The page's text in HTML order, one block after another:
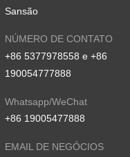
Sansão
NÚMERO DE CONTATO
+86 5377978558 e +86
190054777888
Whatsapp/WeChat
+86 19005477888
EMAIL DE NEGÓCIOS